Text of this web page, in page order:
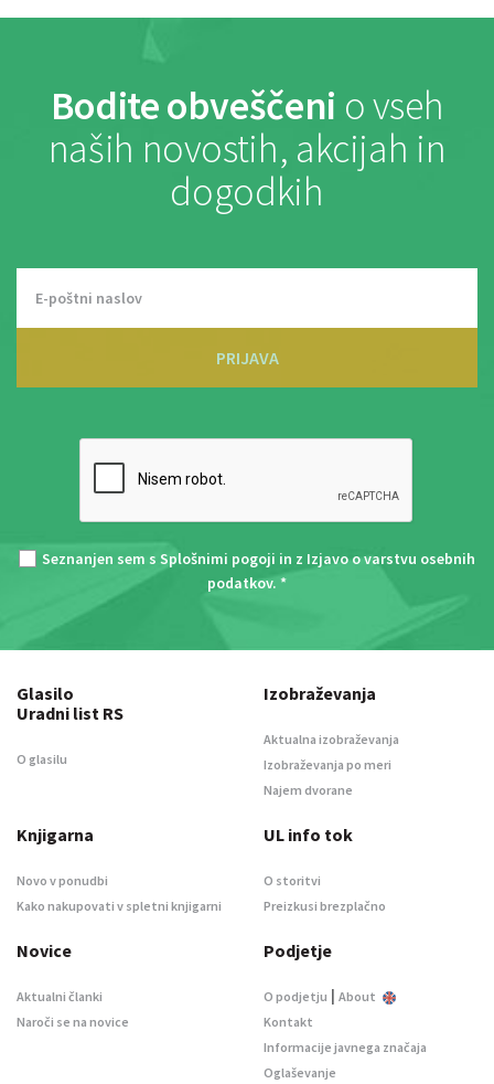
Bodite obveščeni o vseh
naših novostih, akcijah in
dogodkih
PRIJAVA
Seznanjen sem s Splošnimi pogoji in z Izjavo o varstvu osebnih
podatkov. *
Glasilo
Uradni list RS
O glasilu
Izobraževanja
Aktualna izobraževanja
Izobraževanja po meri
Najem dvorane
Knjigarna
Novo v ponudbi
Kako nakupovati v spletni knjigarni
UL info tok
O storitvi
Preizkusi brezplačno
Novice
Aktualni članki
Naroči se na novice
Podjetje
O podjetju | About
Kontakt
Informacije javnega značaja
Oglaševanje